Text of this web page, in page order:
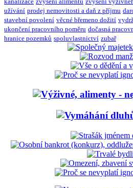
užívání prodej nemovitosti a daň z příjmu
stavební povolení věcné břemeno dožití
ukončení pracovního poměru dočasná
hranice pozemků spoluvlastnictví zubař